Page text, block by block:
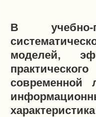
В учебно-
моделей,
современной